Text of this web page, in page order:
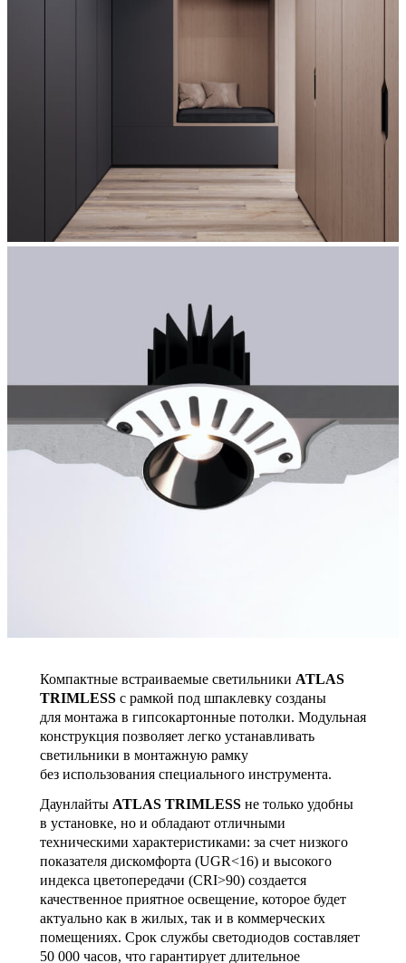
Компактные встраиваемые светильники ATLAS
TRIMLESS с рамкой под шпаклевку созданы
для монтажа в гипсокартонные потолки. Модульная
конструкция позволяет легко устанавливать
светильники в монтажную рамку
без использования специального инструмента.
Даунлайты ATLAS TRIMLESS не только удобны
в установке, но и обладают отличными
техническими характеристиками: за счет низкого
показателя дискомфорта (UGR<16) и высокого
индекса цветопередачи (CRI>90) создается
качественное приятное освещение, которое будет
актуально как в жилых, так и в коммерческих
помещениях. Срок службы светодиодов составляет
50 000 часов, что гарантирует длительное